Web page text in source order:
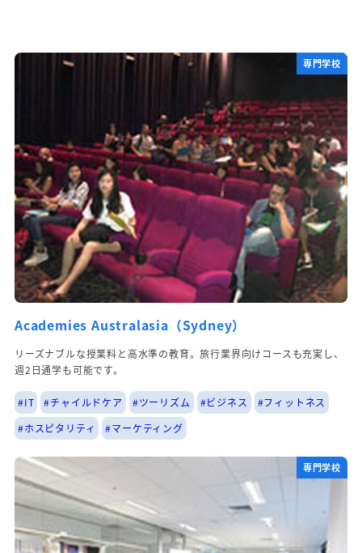
専門学校
Academies Australasia（Sydney）
リーズナブルな授業料と高水準の教育。旅行業界向けコースも充実し、
週2日通学も可能です。
#IT #チャイルドケア #ツーリズム #ビジネス
#フィットネス
#ホスピタリティ
#マーケティング
専門学校